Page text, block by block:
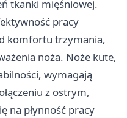
tkanki mięśniowej.
pracy
komfortu trzymania,
noża. Noże kute,
wymagają
z ostrym,
na płynność pracy